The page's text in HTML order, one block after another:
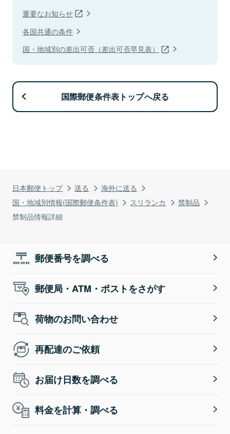
日本郵便トップ 送る
海外に送る
国・地域別情報(国際郵便条件表)
スリランカ
禁制品
禁制品情報詳細
重要なお知らせ
各国共通の条件
国・地域別の差出可否（差出可否早見表）
国際郵便条件表トップへ戻る
郵便番号を調べる
郵便局・ATM・ポストをさがす
荷物のお問い合わせ
再配達のご依頼
お届け日数を調べる
料金を計算・調べる